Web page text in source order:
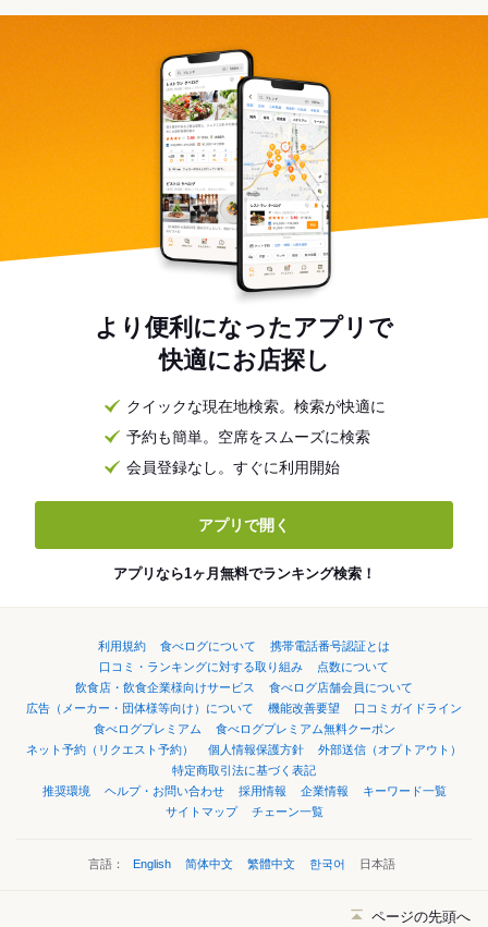
より便利になったアプリで
快適にお店探し
クイックな現在地検索。検索が快適に
予約も簡単。空席をスムーズに検索
会員登録なし。すぐに利用開始
アプリで開く
アプリなら1ヶ月無料でランキング検索！
利用規約 食べログについて
携帯電話番号認証とは
口コミ・ランキングに対する取り組み
点数について
飲食店・飲食企業様向けサービス
食べログ店舗会員について
広告（メーカー・団体様等向け）について
機能改善要望
口コミガイドライン
食べログプレミアム
食べログプレミアム無料クーポン
ネット予約（リクエスト予約）
個人情報保護方針
外部送信（オプトアウト）
特定商取引法に基づく表記
推奨環境
ヘルプ・お問い合わせ 採用情報 企業情報
キーワード一覧
サイトマップ
チェーン一覧
言語： English 简体中文 繁體中文 한국어 日本語
ページの先頭へ